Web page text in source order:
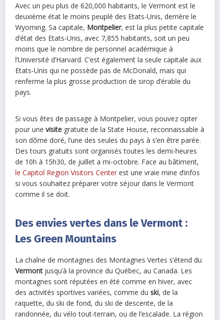
Avec un peu plus de 620,000 habitants, le Vermont est le
deuxième état le moins peuplé des Etats-Unis, derrière le
Wyoming. Sa capitale, Montpelier, est la plus petite capitale
d’état des Etats-Unis, avec 7,855 habitants, soit un peu
moins que le nombre de personnel académique à
l’Université d’Harvard. C’est également la seule capitale aux
Etats-Unis qui ne possède pas de McDonald, mais qui
renferme la plus grosse production de sirop d’érable du
pays.
Si vous êtes de passage à Montpelier, vous pouvez opter
pour unevisite gratuite de la State House, reconnaissable à
son dôme doré, l’une des seules du pays à s’en être parée.
Des tours gratuits sont organisés toutes les demi-heures
de 10h à 15h30, de juillet a mi-octobre. Face au bâtiment,
le Capitol Region Visitors Center est une vraie mine d’infos
si vous souhaitez préparer votre séjour dans le Vermont
comme il se doit.
Des envies vertes dans le Vermont :
Les Green Mountains
La chaîne de montagnes des Montagnes Vertes s’étend du
Vermont jusqu’à la province du Québec, au Canada. Les
montagnes sont réputées en été comme en hiver, avec
des activités sportives variées, comme duski, de la
raquette, du ski de fond, du ski de descente, de la
randonnée, du vélo tout-terrain, ou de l’escalade. La région